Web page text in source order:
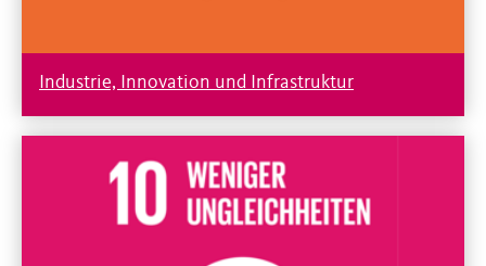
Industrie, Innovation und Infrastruktur